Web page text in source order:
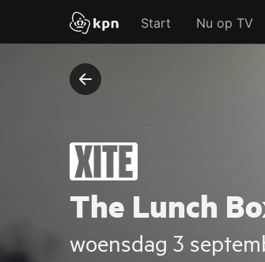
Start Nu op TV
The Lunch
woensdag 3